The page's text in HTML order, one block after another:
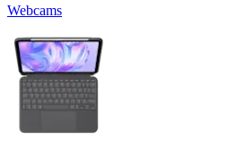
Webcams